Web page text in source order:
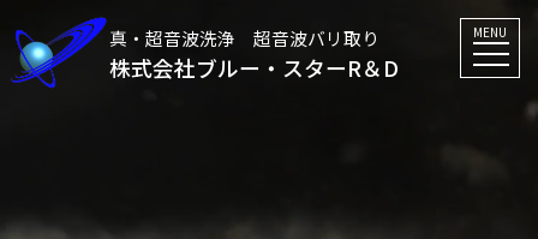
真・超音波洗浄 超音波バリ取り
株式会社ブルー・スターR＆D
MENU